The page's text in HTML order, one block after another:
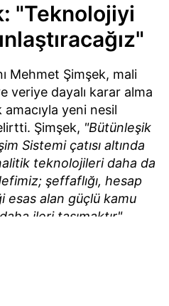
"Teknolojiyi
Mehmet Şimşek, mali
veriye dayalı karar alma
yeni nesil
Şimşek, "Bütünleşik
Sistemi çatısı altında
teknolojileri daha da
şeffaflığı, hesap
esas alan güçlü kamu
ileri taşımaktır"